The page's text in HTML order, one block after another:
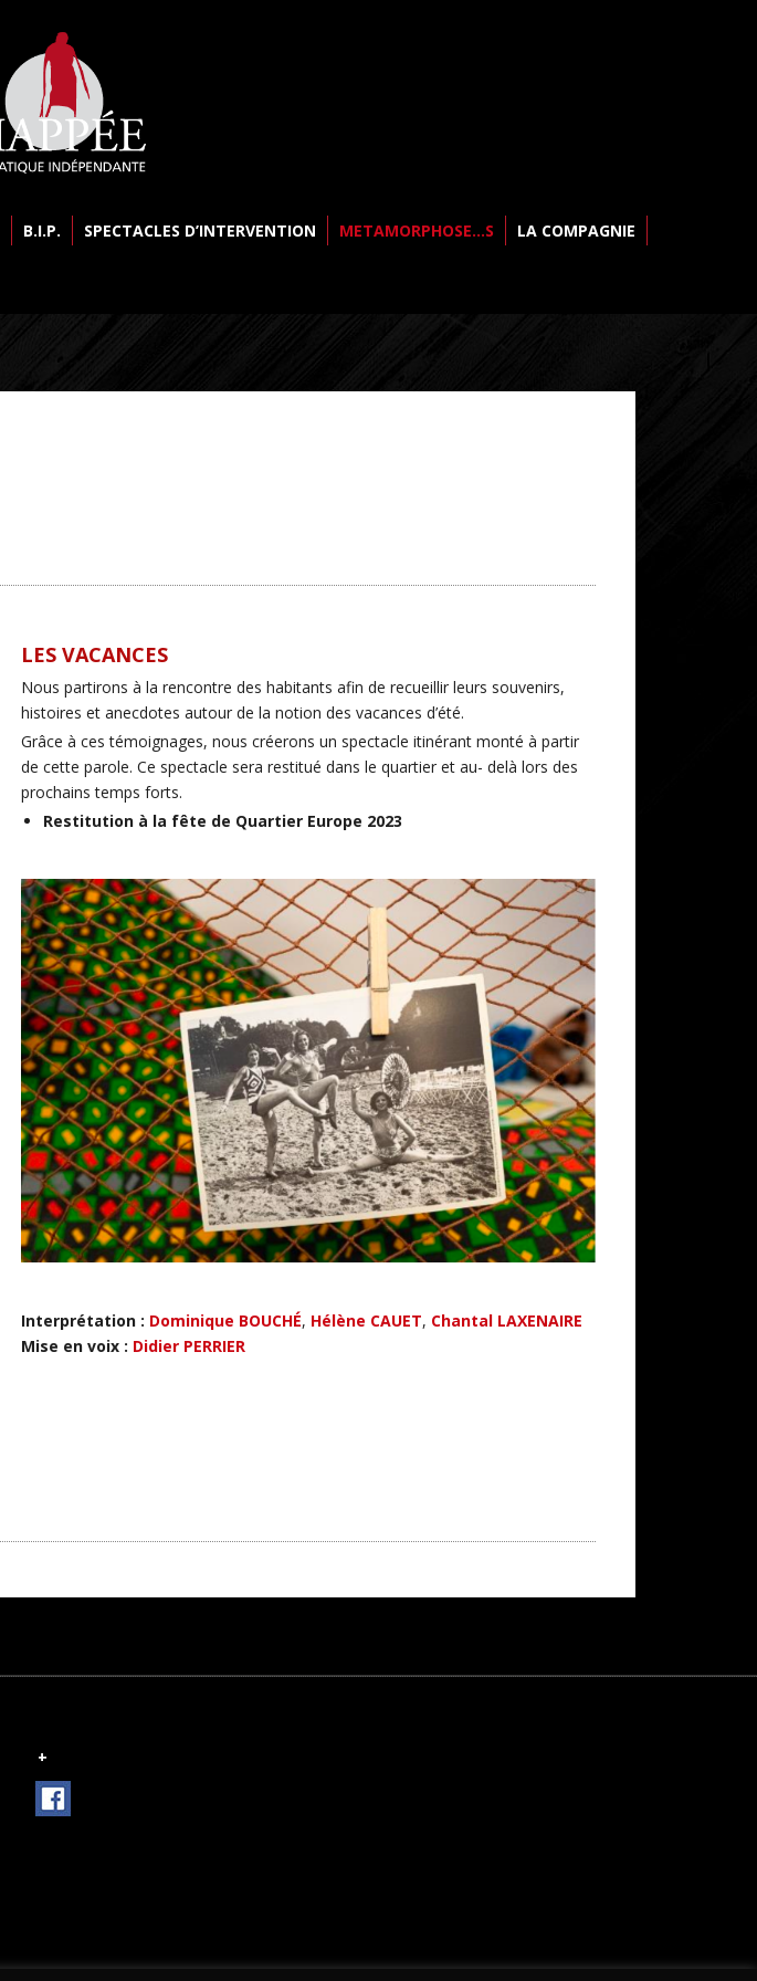
B.I.P. SPECTACLES D’INTERVENTION METAMORPHOSE…S LA COMPAGNIE
LES VACANCES
Nous partirons à la rencontre des habitants afin de recueillir leurs souvenirs,
histoires et anecdotes autour de la notion des vacances d’été.
Grâce à ces témoignages, nous créerons un spectacle itinérant monté à partir
de cette parole. Ce spectacle sera restitué dans le quartier et au- delà lors des
prochains temps forts.
Restitution à la fête de Quartier Europe 2023
Interprétation : Dominique BOUCHÉ, Hélène CAUET, Chantal LAXENAIRE
Mise en voix : Didier PERRIER
+